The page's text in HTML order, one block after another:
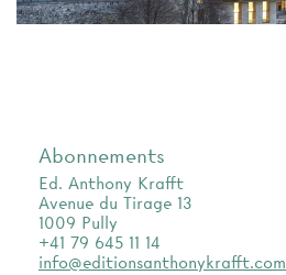
Abonnements
Ed. Anthony Krafft
Avenue du Tirage 13
1009 Pully
+41 79 645 11 14
info@editionsanthonykrafft.com